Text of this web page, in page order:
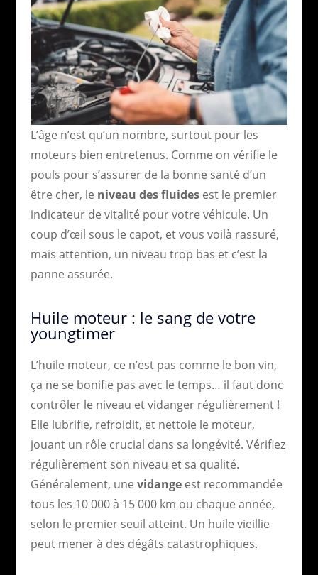
L’âge n’est qu’un nombre, surtout pour les
moteurs bien entretenus. Comme on vérifie le
pouls pour s’assurer de la bonne santé d’un
être cher, le niveau des fluidesest le premier
indicateur de vitalité pour votre véhicule. Un
coup d’œil sous le capot, et vous voilà rassuré,
mais attention, un niveau trop bas et c’est la
panne assurée.
Huile moteur : le sang de votre
youngtimer
L’huile moteur, ce n’est pas comme le bon vin,
ça ne se bonifie pas avec le temps… il faut donc
contrôler le niveau et vidanger régulièrement !
Elle lubrifie, refroidit, et nettoie le moteur,
jouant un rôle crucial dans sa longévité. Vérifiez
régulièrement son niveau et sa qualité.
Généralement, une vidangeest recommandée
tous les 10 000 à 15 000 km ou chaque année,
selon le premier seuil atteint. Un huile vieillie
peut mener à des dégâts catastrophiques.